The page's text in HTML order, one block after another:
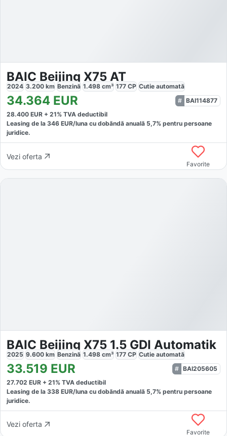
BAIC Beijing X75 AT
2024 3.200 km Benzină 1.498 cm³ 177 CP Cutie automată
34.364 EUR
BAI114877
28.400 EUR + 21% TVA deductibil
Leasing de la 346 EUR/luna cu dobăndă anuală 5,7% pentru persoane
juridice.
Vezi oferta
Favorite
BAIC Beijing X75 1.5 GDI Automatik
2025 9.600 km Benzină 1.498 cm³ 177 CP Cutie automată
33.519 EUR
BAI205605
27.702 EUR + 21% TVA deductibil
Leasing de la 338 EUR/luna cu dobăndă anuală 5,7% pentru persoane
juridice.
Vezi oferta
Favorite